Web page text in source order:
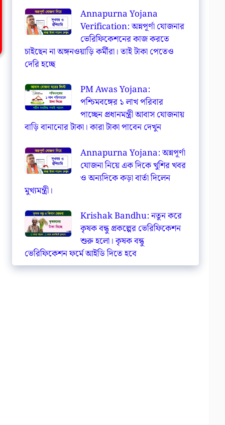
Annapurna Yojana
Verification: অন্নপূর্ণা যোজনার
ভেরিফিকেশনের কাজ করতে
চাইছেন না অঙ্গনওয়াড়ি কর্মীরা। তাই টাকা পেতেও
দেরি হচ্ছে
PM Awas Yojana:
পশ্চিমবঙ্গের ১ লাখ পরিবার
পাচ্ছেন প্রধানমন্ত্রী আবাস যোজনায়
বাড়ি বানানোর টাকা। কারা টাকা পাবেন দেখুন
Annapurna Yojana: অন্নপূর্ণা
যোজনা নিয়ে এক দিকে খুশির খবর
ও অন্যদিকে কড়া বার্তা দিলেন
মুখ্যমন্ত্রী।
Krishak Bandhu: নতুন করে
কৃষক বন্ধু প্রকল্পের ভেরিফিকেশন
শুরু হলো। কৃষক বন্ধু
ভেরিফিকেশন ফর্মে আইডি দিতে হবে